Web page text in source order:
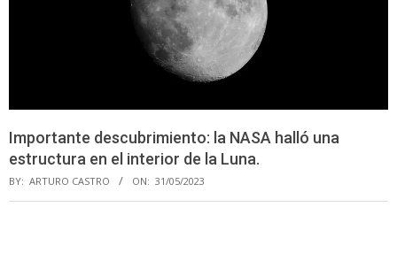
Importante descubrimiento: la NASA halló una
estructura en el interior de la Luna.
BY: ARTURO CASTRO ON: 31/05/2023